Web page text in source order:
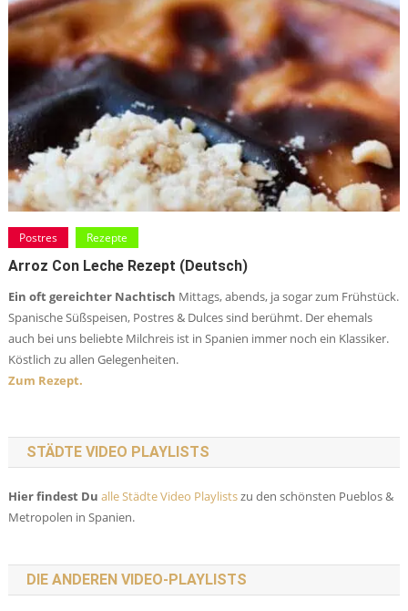
Postres Rezepte
Arroz Con Leche Rezept (deutsch)
Ein oft gereichter Nachtisch Mittags, abends, ja sogar zum Frühstück.
Spanische Süßspeisen, Postres & Dulces sind berühmt. Der ehemals
auch bei uns beliebte Milchreis ist in Spanien immer noch ein Klassiker.
Köstlich zu allen Gelegenheiten.
Zum Rezept.
STÄDTE VIDEO PLAYLISTS
Hier findest Du alle Städte Video Playlistszu den schönsten Pueblos &
Metropolen in Spanien.
DIE ANDEREN VIDEO-PLAYLISTS